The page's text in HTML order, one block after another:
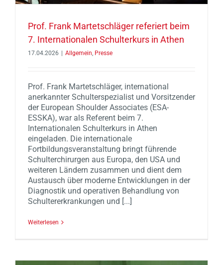
Prof. Frank Martetschläger referiert beim
7. Internationalen Schulterkurs in Athen
17.04.2026 Allgemein, Presse
Prof. Frank Martetschläger, international
anerkannter Schulterspezialist und Vorsitzender
der European Shoulder Associates (ESA-
ESSKA), war als Referent beim 7.
Internationalen Schulterkurs in Athen
eingeladen. Die internationale
Fortbildungsveranstaltung bringt führende
Schulterchirurgen aus Europa, den USA und
weiteren Ländern zusammen und dient dem
Austausch über moderne Entwicklungen in der
Diagnostik und operativen Behandlung von
Schultererkrankungen und [...]
Weiterlesen